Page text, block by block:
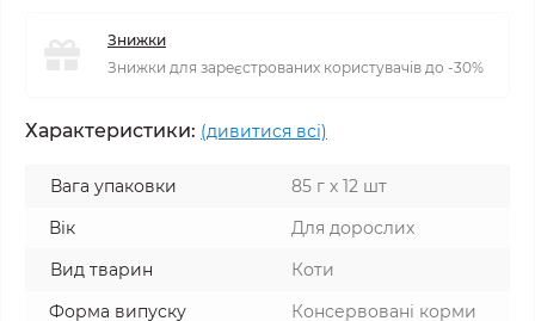
Знижки
Знижки для зареєстрованих користувачів до -30%
Характеристики: (дивитися всі)
Вага упаковки
85 г х 12 шт
Вік
Для дорослих
Вид тварин
Коти
Форма випуску
Консервовані корми